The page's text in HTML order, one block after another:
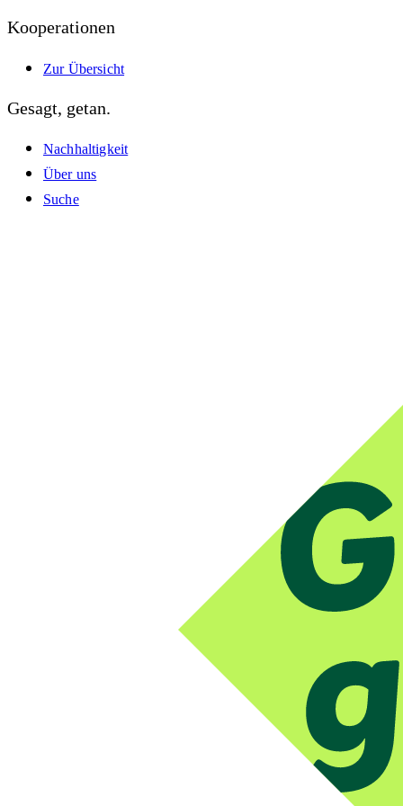
Kooperationen
Zur Übersicht
Gesagt, getan.
Nachhaltigkeit
Über uns
Suche